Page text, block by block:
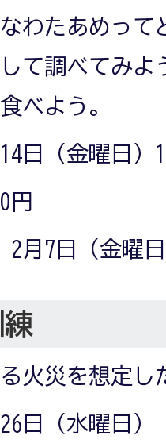
わたあめって
て調べてみよ
べよう。
日（金曜日）
円
2月7日（金曜
火災を想定し
日（水曜日）